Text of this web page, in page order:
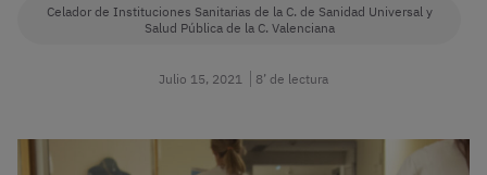
Celador de Instituciones Sanitarias de la C. de Sanidad Universal y
Salud Pública de la C. Valenciana
Julio 15, 2021 8’ de lectura